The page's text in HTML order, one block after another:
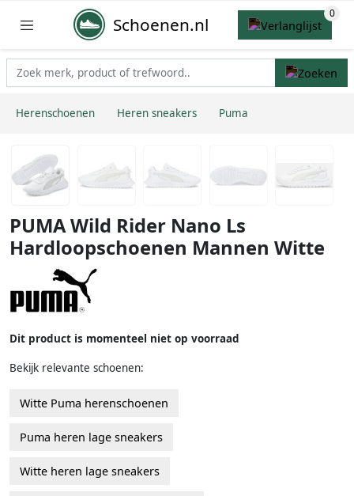
Schoenen.nl
Herenschoenen Heren sneakers Puma
PUMA Wild Rider Nano Ls
Hardloopschoenen Mannen Witte
Dit product is momenteel niet op voorraad
Bekijk relevante schoenen:
Witte Puma herenschoenen
Puma heren lage sneakers
Witte heren lage sneakers